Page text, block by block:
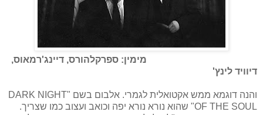
מימין: ספרקלהורס, דיינג'רמאוס,
דיוויד לינץ'
והנה דוגמא ממש אקטואלית לגמרי. אלבום בשם "DARK NIGHT
OF THE SOUL" שהוא נורא נורא יפה וכואב ועצוב כמו שצריך.